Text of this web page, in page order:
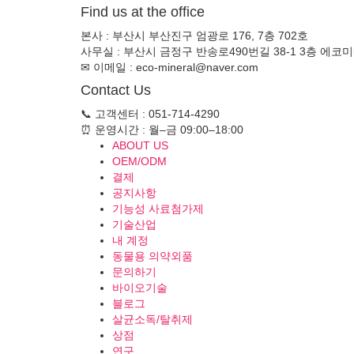
Find us at the office
본사 : 부산시 부산진구 엄광로 176, 7층 702호
사무실 : 부산시 금정구 반송로490번길 38-1 3층 에코
✉ 이메일 : eco-mineral@naver.com
Contact Us
📞 고객센터 : 051-714-4290
⏰ 운영시간 : 월–금 09:00–18:00
ABOUT US
OEM/ODM
결제
공지사항
기능성 사료첨가제
기술산업
내 계정
동물용 의약외품
문의하기
바이오기술
블로그
살균소독/탈취제
상점
연구